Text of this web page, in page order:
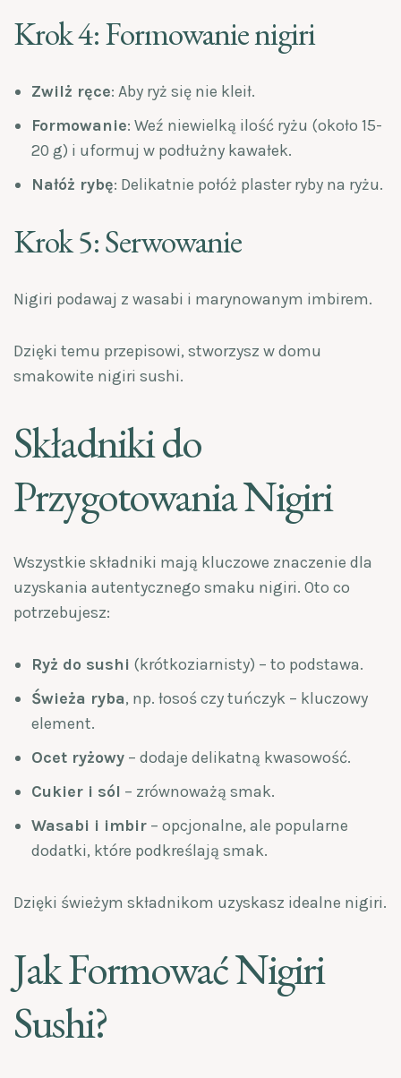
Krok 4: Formowanie nigiri
Zwilż ręce: Aby ryż się nie kleił.
Formowanie: Weź niewielką ilość ryżu (około 15-
20 g) i uformuj w podłużny kawałek.
Nałóż rybę: Delikatnie połóż plaster ryby na ryżu.
Krok 5: Serwowanie
Nigiri podawaj z wasabi i marynowanym imbirem.
Dzięki temu przepisowi, stworzysz w domu
smakowite nigiri sushi.
Składniki do
Przygotowania Nigiri
Wszystkie składniki mają kluczowe znaczenie dla
uzyskania autentycznego smaku nigiri. Oto co
potrzebujesz:
Ryż do sushi (krótkoziarnisty) – to podstawa.
Świeża ryba, np. łosoś czy tuńczyk – kluczowy
element.
Ocet ryżowy – dodaje delikatną kwasowość.
Cukier i sól – zrównoważą smak.
Wasabi i imbir – opcjonalne, ale popularne
dodatki, które podkreślają smak.
Dzięki świeżym składnikom uzyskasz idealne nigiri.
Jak Formować Nigiri
Sushi?